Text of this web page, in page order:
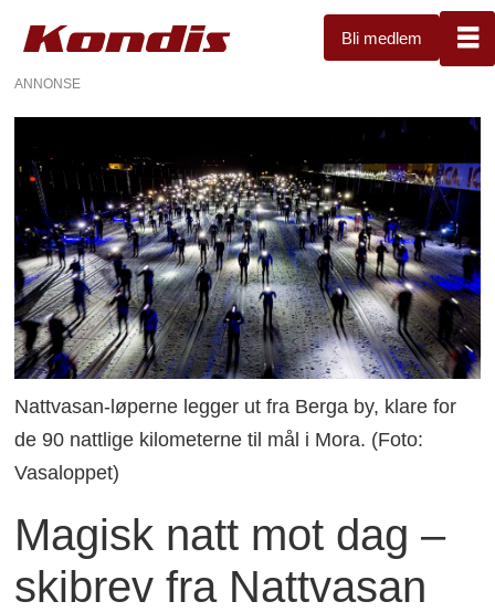
Bli medlem
ANNONSE
Nattvasan-løperne legger ut fra Berga by, klare for
de 90 nattlige kilometerne til mål i Mora. (Foto:
Vasaloppet)
Magisk natt mot dag –
skibrev fra Nattvasan